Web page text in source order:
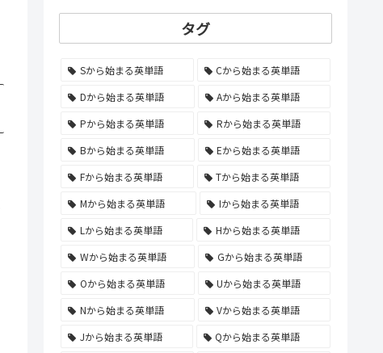
タグ
Sから始まる英単語
Cから始まる英単語
Dから始まる英単語
Aから始まる英単語
Pから始まる英単語
Rから始まる英単語
Bから始まる英単語
Eから始まる英単語
Fから始まる英単語
Tから始まる英単語
Mから始まる英単語
Iから始まる英単語
Lから始まる英単語
Hから始まる英単語
Wから始まる英単語
Gから始まる英単語
Oから始まる英単語
Uから始まる英単語
Nから始まる英単語
Vから始まる英単語
Jから始まる英単語
Qから始まる英単語